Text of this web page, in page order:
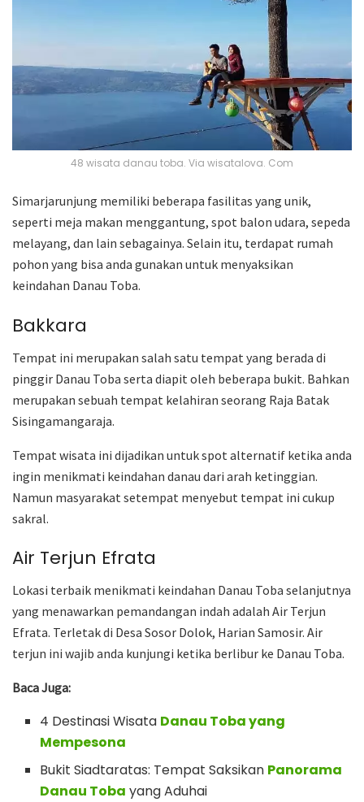
48 wisata danau toba. Via wisatalova. Com
Simarjarunjung memiliki beberapa fasilitas yang unik,
seperti meja makan menggantung, spot balon udara, sepeda
melayang, dan lain sebagainya. Selain itu, terdapat rumah
pohon yang bisa anda gunakan untuk menyaksikan
keindahan Danau Toba.
Bakkara
Tempat ini merupakan salah satu tempat yang berada di
pinggir Danau Toba serta diapit oleh beberapa bukit. Bahkan
merupakan sebuah tempat kelahiran seorang Raja Batak
Sisingamangaraja.
Tempat wisata ini dijadikan untuk spot alternatif ketika anda
ingin menikmati keindahan danau dari arah ketinggian.
Namun masyarakat setempat menyebut tempat ini cukup
sakral.
Air Terjun Efrata
Lokasi terbaik menikmati keindahan Danau Toba selanjutnya
yang menawarkan pemandangan indah adalah Air Terjun
Efrata. Terletak di Desa Sosor Dolok, Harian Samosir. Air
terjun ini wajib anda kunjungi ketika berlibur ke Danau Toba.
Baca Juga:
4 Destinasi Wisata Danau Toba yang
Mempesona
Bukit Siadtaratas: Tempat Saksikan Panorama
Danau Toba yang Aduhai